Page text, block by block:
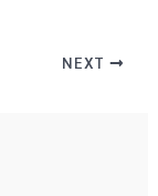
NEXT